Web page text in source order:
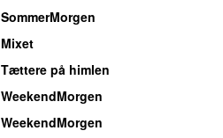
SommerMorgen
Mixet
Tættere på himlen
WeekendMorgen
WeekendMorgen